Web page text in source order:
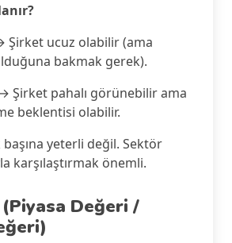
Şirket ucuz olabilir (ama
bakmak gerek).
Şirket pahalı görünebilir ama
beklentisi olabilir.
başına yeterli değil. Sektör
karşılaştırmak önemli.
Değeri /